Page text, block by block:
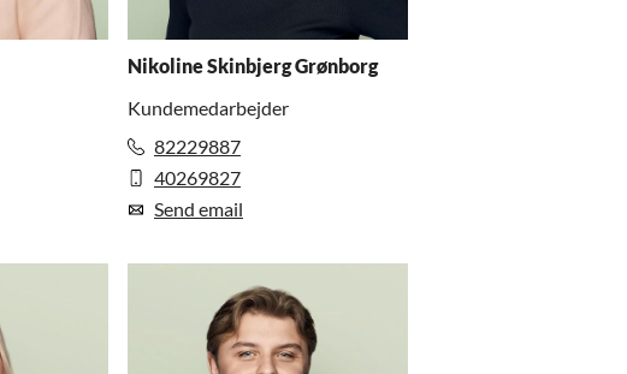
Nikoline Skinbjerg Grønborg
Kundemedarbejder
82229887
40269827
Send email